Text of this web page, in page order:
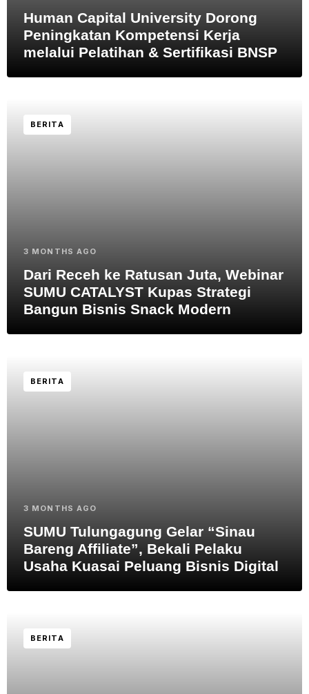
Human Capital University Dorong
Peningkatan Kompetensi Kerja
melalui Pelatihan & Sertifikasi BNSP
BERITA
3 MONTHS AGO
Dari Receh ke Ratusan Juta, Webinar
SUMU CATALYST Kupas Strategi
Bangun Bisnis Snack Modern
BERITA
3 MONTHS AGO
SUMU Tulungagung Gelar “Sinau
Bareng Affiliate”, Bekali Pelaku
Usaha Kuasai Peluang Bisnis Digital
BERITA